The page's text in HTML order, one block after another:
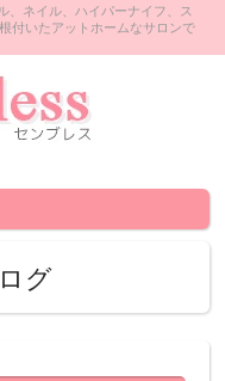
、ネイル、ハイパーナイフ、ス
付いたアットホームなサロンで
グ